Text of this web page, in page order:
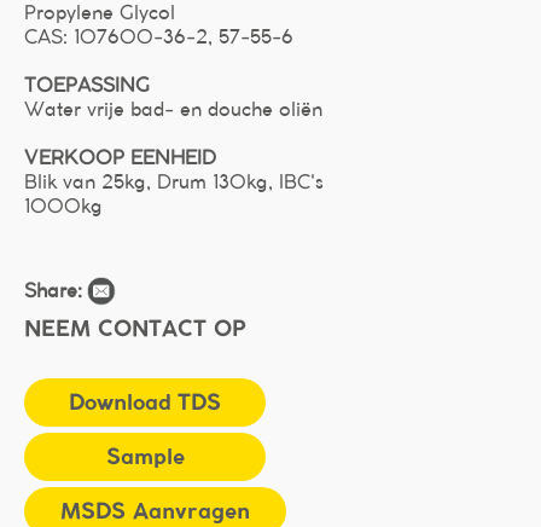
Propylene Glycol
CAS: 107600-36-2, 57-55-6
TOEPASSING
Water vrije bad- en douche oliën
VERKOOP EENHEID
Blik van 25kg, Drum 130kg, IBC's
1000kg
Share:
NEEM CONTACT OP
Download TDS
Sample
MSDS Aanvragen